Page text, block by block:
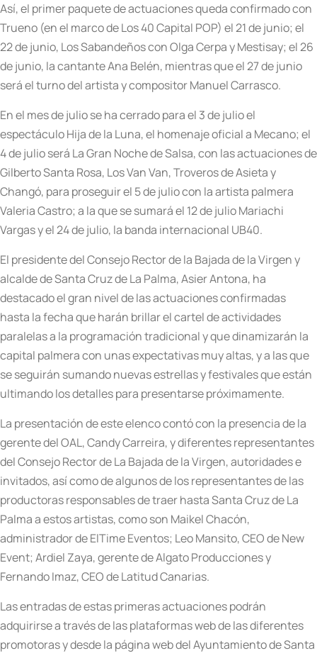
Así, el primer paquete de actuaciones queda confirmado con
Trueno (en el marco de Los 40 Capital POP) el 21 de junio; el
22 de junio, Los Sabandeños con Olga Cerpa y Mestisay; el 26
de junio, la cantante Ana Belén, mientras que el 27 de junio
será el turno del artista y compositor Manuel Carrasco.
En el mes de julio se ha cerrado para el 3 de julio el
espectáculo Hija de la Luna, el homenaje oficial a Mecano; el
4 de julio será La Gran Noche de Salsa, con las actuaciones de
Gilberto Santa Rosa, Los Van Van, Troveros de Asieta y
Changó, para proseguir el 5 de julio con la artista palmera
Valeria Castro; a la que se sumará el 12 de julio Mariachi
Vargas y el 24 de julio, la banda internacional UB40.
El presidente del Consejo Rector de la Bajada de la Virgen y
alcalde de Santa Cruz de La Palma, Asier Antona, ha
destacado el gran nivel de las actuaciones confirmadas
hasta la fecha que harán brillar el cartel de actividades
paralelas a la programación tradicional y que dinamizarán la
capital palmera con unas expectativas muy altas, y a las que
se seguirán sumando nuevas estrellas y festivales que están
ultimando los detalles para presentarse próximamente.
La presentación de este elenco contó con la presencia de la
gerente del OAL, Candy Carreira, y diferentes representantes
del Consejo Rector de La Bajada de la Virgen, autoridades e
invitados, así como de algunos de los representantes de las
productoras responsables de traer hasta Santa Cruz de La
Palma a estos artistas, como son Maikel Chacón,
administrador de ElTime Eventos; Leo Mansito, CEO de New
Event; Ardiel Zaya, gerente de Algato Producciones y
Fernando Imaz, CEO de Latitud Canarias.
Las entradas de estas primeras actuaciones podrán
adquirirse a través de las plataformas web de las diferentes
promotoras y desde la página web del Ayuntamiento de Santa